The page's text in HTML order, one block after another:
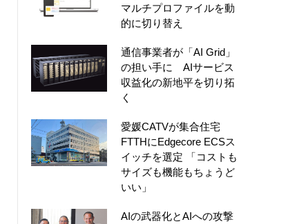
マルチプロファイルを動
的に切り替え
通信事業者が「AI Grid」
の担い手に AIサービス
収益化の新地平を切り拓
く
愛媛CATVが集合住宅
FTTHにEdgecore ECSス
イッチを選定 「コストも
サイズも機能もちょうど
いい」
AIの武器化とAIへの攻撃